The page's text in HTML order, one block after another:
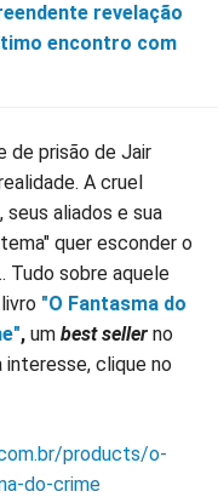
revelação
encontro com
de prisão de Jair
A cruel
aliados e sua
quer esconder o
Tudo sobre aquele
"O Fantasma do
, um best seller no
interesse, clique no
products/o-
do-crime